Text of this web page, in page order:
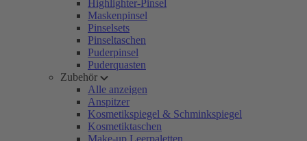
Highlighter-Pinsel
Maskenpinsel
Pinselsets
Pinseltaschen
Puderpinsel
Puderquasten
Zubehör
Alle anzeigen
Anspitzer
Kosmetikspiegel & Schminkspiegel
Kosmetiktaschen
Make-up Leerpaletten